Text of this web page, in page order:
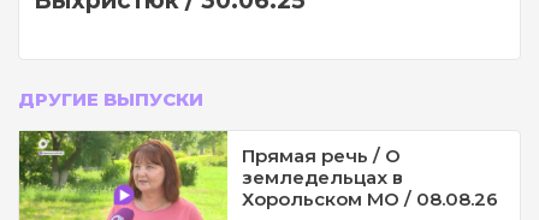
ДРУГИЕ ВЫПУСКИ
Прямая речь / О
земледельцах в
Хорольском МО / 08.08.26